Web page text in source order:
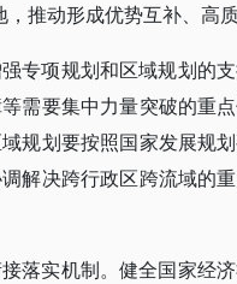
，推动形成优势互补、高
专项规划和区域规划的
需要集中力量突破的重
规划要按照国家发展规
解决跨行政区跨流域的
落实机制。健全国家经